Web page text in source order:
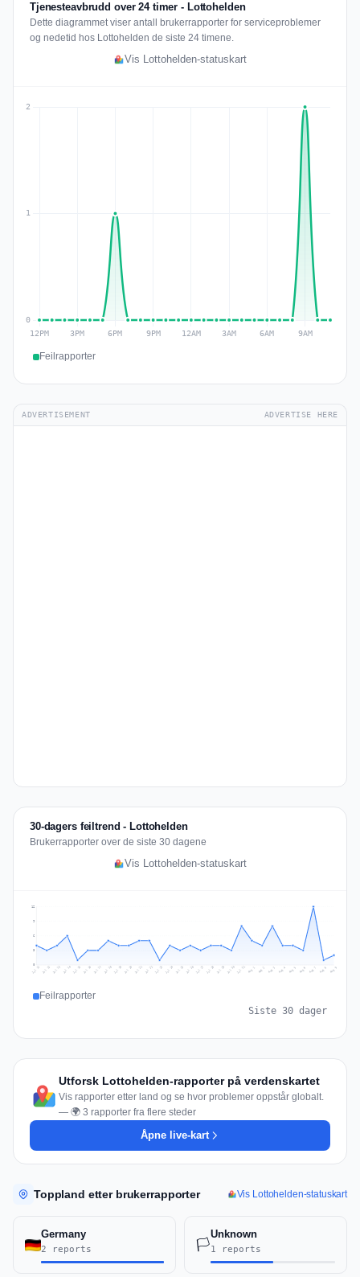
Tjenesteavbrudd over 24 timer - Lottohelden
Dette diagrammet viser antall brukerrapporter for serviceproblemer
og nedetid hos Lottohelden de siste 24 timene.
Vis Lottohelden-statuskart
Feilrapporter
ADVERTISEMENT ADVERTISE HERE
30-dagers feiltrend - Lottohelden
Brukerrapporter over de siste 30 dagene
Vis Lottohelden-statuskart
3
6
9
12
Jul 11 Jul 12 Jul 13 Jul 14 Jul 15 Jul 16 Jul 17 Jul 18 Jul 19 Jul 20 Jul 21 Jul 22 Jul 23 Jul 24 Jul 25 Jul 26 Jul 27 Jul 28 Jul 29 Jul 30 Jul 31 Aug 1 Aug 2 Aug 3 Aug 4 Aug 5 Aug 6 Aug 7 Aug 8 Aug 9
Feilrapporter
Siste 30 dager
Utforsk Lottohelden-rapporter på verdenskartet
Vis rapporter etter land og se hvor problemer oppstår globalt.
— 🌍 3 rapporter fra flere steder
Åpne live-kart
Toppland etter brukerrapporter Vis Lottohelden-statuskart
Germany
2 reports 🏳️
Unknown
1 reports